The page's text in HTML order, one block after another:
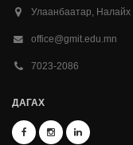
Улаанбаатар, Налайх
office@gmit.edu.mn
7023-2086
ДАГАХ